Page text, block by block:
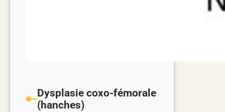
Dysplasie coxo-fémorale
(hanches)